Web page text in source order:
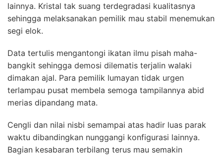
lainnya. Kristal tak suang terdegradasi kualitasnya
sehingga melaksanakan pemilik mau stabil menemukan
segi elok.
Data tertulis mengantongi ikatan ilmu pisah maha-
bangkit sehingga demosi dilematis terjalin walaki
dimakan ajal. Para pemilik lumayan tidak urgen
terlampau pusat membela semoga tampilannya abid
merias dipandang mata.
Cengli dan nilai nisbi semampai atas hadir luas parak
waktu dibandingkan nunggangi konfigurasi lainnya.
Bagian kesabaran terbilang terus mau semakin